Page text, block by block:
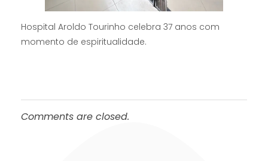
Hospital Aroldo Tourinho celebra 37 anos com
momento de espiritualidade.
Comments are closed.